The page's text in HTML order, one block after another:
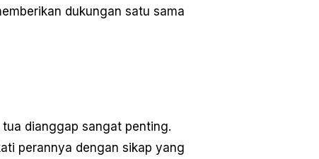
dukungan satu sama
dianggap sangat penting.
perannya dengan sikap yang